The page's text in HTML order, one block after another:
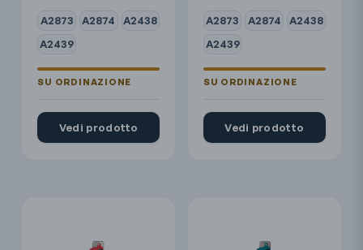
A2873 A2874
A2438
A2439
Vedi prodotto
A2873 A2874
A2438
A2439
Vedi prodotto